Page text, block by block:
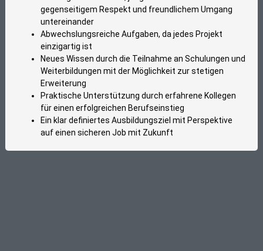
gegenseitigem Respekt und freundlichem Umgang
untereinander
Abwechslungsreiche Aufgaben, da jedes Projekt
einzigartig ist
Neues Wissen durch die Teilnahme an Schulungen und
Weiterbildungen mit der Möglichkeit zur stetigen
Erweiterung
Praktische Unterstützung durch erfahrene Kollegen
für einen erfolgreichen Berufseinstieg
Ein klar definiertes Ausbildungsziel mit Perspektive
auf einen sicheren Job mit Zukunft